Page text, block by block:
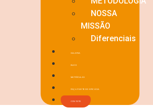
NOSSA
MISSÃO
Diferenciais
GALERIA
BLOG
MATRÍCULAS
FAÇA PARTE DO EFICÁCIA
CONTATO